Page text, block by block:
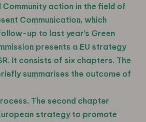
action in the field of
Communication, which
up to last year’s Green
presents a EU strategy
It consists of six chapters. The
summarises the outcome of
The second chapter
strategy to promote